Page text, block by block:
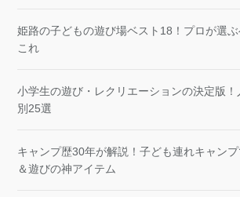
姫路の子どもの遊び場ベスト18！プロが選
これ
小学生の遊び・レクリエーションの決定版
別25選
キャンプ歴30年が解説！子ども連れキャン
＆遊びの神アイテム